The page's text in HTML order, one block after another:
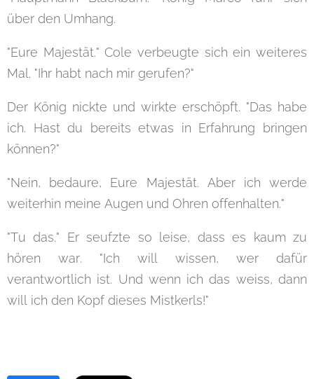
über den Umhang.
"Eure Majestät." Cole verbeugte sich ein weiteres
Mal. "Ihr habt nach mir gerufen?"
Der König nickte und wirkte erschöpft. "Das habe
ich. Hast du bereits etwas in Erfahrung bringen
können?"
"Nein, bedaure, Eure Majestät. Aber ich werde
weiterhin meine Augen und Ohren offenhalten."
"Tu das." Er seufzte so leise, dass es kaum zu
hören war. "Ich will wissen, wer dafür
verantwortlich ist. Und wenn ich das weiss, dann
will ich den Kopf dieses Mistkerls!"